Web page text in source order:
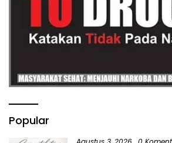
Popular